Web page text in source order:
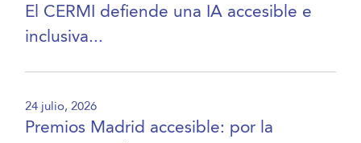
El CERMI defiende una IA accesible e
inclusiva...
24 julio, 2026
Premios Madrid accesible: por la